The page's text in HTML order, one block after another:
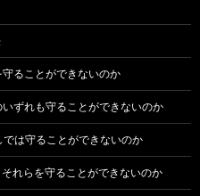
ることができないのか
ずれも守ることができないのか
は守ることができないのか
れらを守ることができないのか